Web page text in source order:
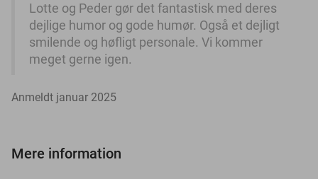
Lotte og Peder gør det fantastisk med deres
dejlige humor og gode humør. Også et dejligt
smilende og høfligt personale. Vi kommer
meget gerne igen.
Anmeldt januar 2025
Mere information